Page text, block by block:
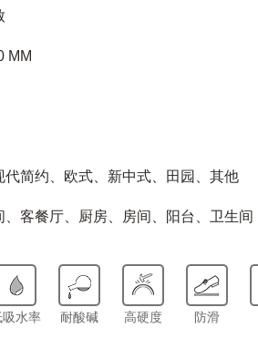
MM
代简约、欧式、新中式、田园、其他
、客餐厅、厨房、房间、阳台、卫生间
吸水率 耐酸碱 高硬度 防滑